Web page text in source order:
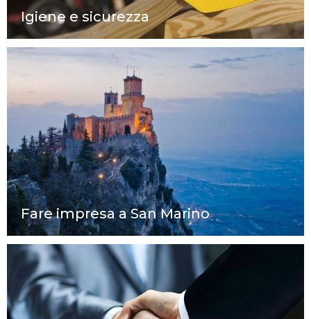
Igiene e sicurezza
Fare impresa a San Marino